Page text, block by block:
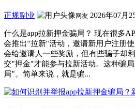
正规副业 网友 2026年07月
什么是app拉新押金骗局？ 现在很多
会推出"拉新"活动，邀请新用户注册
会给邀请人一些奖励，但有些骗子却
交"押金"才能参与拉新活动。这种骗
局"。简单来说，就是骗...